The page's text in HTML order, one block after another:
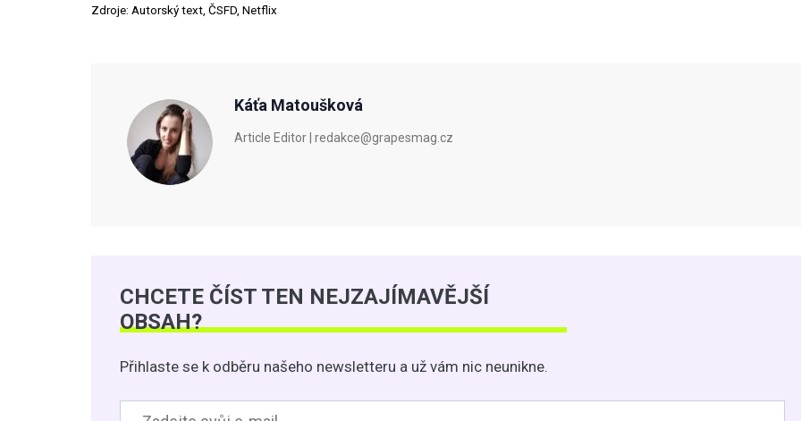
Zdroje: Autorský text, ČSFD, Netflix
Káťa Matoušková
Article Editor | redakce@grapesmag.cz
CHCETE ČÍST TEN NEJZAJÍMAVĚJŠÍ
OBSAH?
Přihlaste se k odběru našeho newsletteru a už vám nic neunikne.